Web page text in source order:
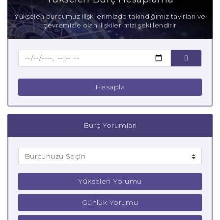
Anne İkizler Burcu
Baba İkizler Burcu
Yükselen burcumuz ilişkilerimizde takındığımız tavırları ve
çevremizle olan ilişkilerimizi şekillendirir
Hesapla
Burç Yorumları
Yükselen Yorumu
Günlük Yorumu